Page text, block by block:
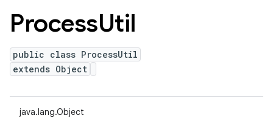
ProcessUtil
public class ProcessUtil
extends Object
java.lang.Object